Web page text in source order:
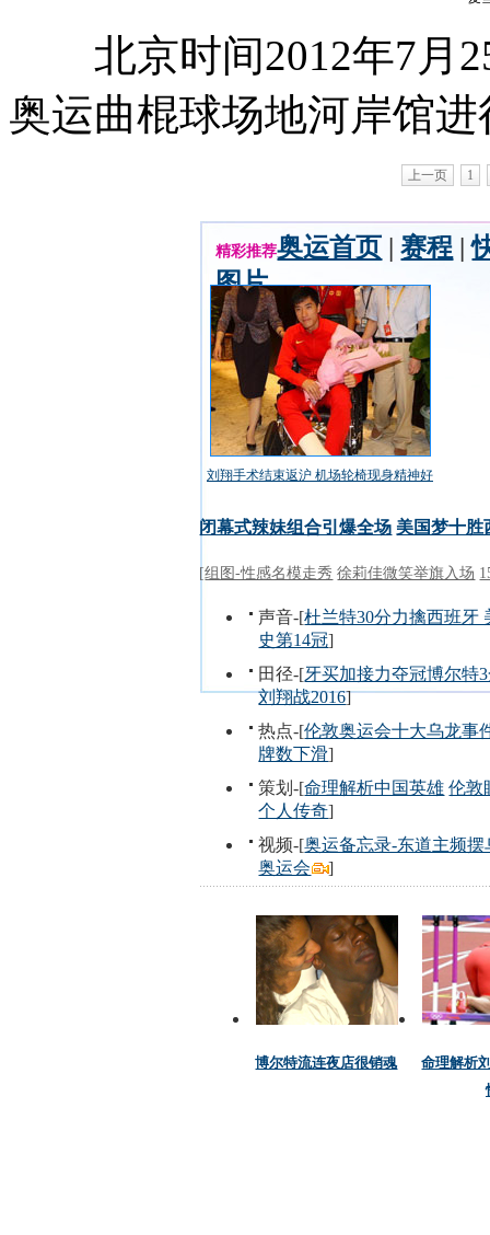
北京时间2012年7月
奥运曲棍球场地河岸馆
上一页 1
精彩推荐奥运首页 |赛程 |
图片
刘翔手术结束返沪 机场轮椅现身精神好
闭幕式辣妹组合引爆全场 美国梦十胜
[组图-性感名模走秀 徐莉佳微笑举旗入场
声音-[杜兰特30分力擒西班牙
史第14冠]
田径-[牙买加接力夺冠博尔特
刘翔战2016]
热点-[伦敦奥运会十大乌龙事
牌数下滑]
策划-[命理解析中国英雄 伦敦
个人传奇]
视频-[奥运备忘录-东道主频
奥运会
]
博尔特流连夜店很销魂
命理解析